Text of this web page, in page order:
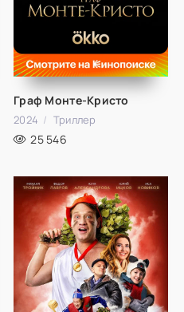
Граф Монте-Кристо
2024 Триллер
25 546